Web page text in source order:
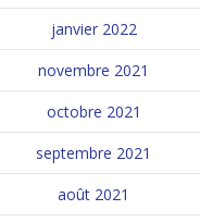
janvier 2022
novembre 2021
octobre 2021
septembre 2021
août 2021